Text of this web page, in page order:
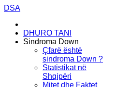
DSA
DHURO TANI
Sindroma Down
Çfarë është
sindroma Down ?
Statistikat në
Shqipëri
Mitet dhe Faktet